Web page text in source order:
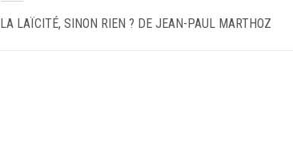
LA LAÏCITÉ, SINON RIEN ? DE JEAN-PAUL MARTHOZ